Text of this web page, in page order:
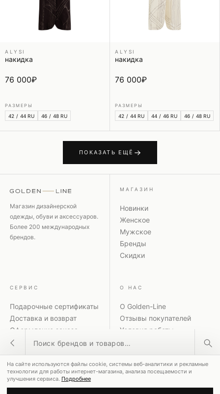
ALYSI
накидка
76 000₽
РАЗМЕРЫ
42 / 44 RU 46 / 48 RU
ALYSI
накидка
76 000₽
РАЗМЕРЫ
42 / 44 RU 44 / 46 RU 46 / 48 RU
ПОКАЗАТЬ ЕЩЁ
Магазин дизайнерской
одежды, обуви и аксессуаров.
Более 200 международных
брендов.
МАГАЗИН
Новинки
Женское
Мужское
Бренды
Скидки
СЕРВИС
Подарочные сертификаты
Доставка и возврат
Оформление заказа
Способы оплаты
Акции и скидки
Контакты
О НАС
О Golden-Line
Отзывы покупателей
Условия работы
Политика
конфиденциальности
Рассылка
На сайте используются файлы cookie, системы веб-аналитики и рекламные
технологии для работы интернет-магазина, анализа посещаемости и
улучшения сервиса. Подробнее
ПОПУЛЯРНЫЕ ЗАПРОСЫ
MM6 Maison Margiela